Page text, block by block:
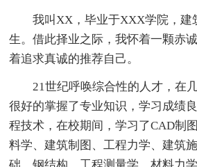
我叫XX，毕业于XXX学院，建
生。借此择业之际，我怀着一颗赤
着追求真诚的推荐自己。
21世纪呼唤综合性的人才，在
很好的掌握了专业知识，学习成绩
程技术，在校期间，学习了CAD制
料学、建筑制图、工程力学、建筑
础、钢结构、工程测量学、材料力